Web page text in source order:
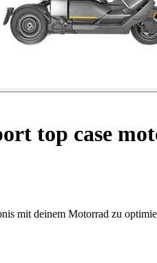
top case
mit deinem Motorrad zu